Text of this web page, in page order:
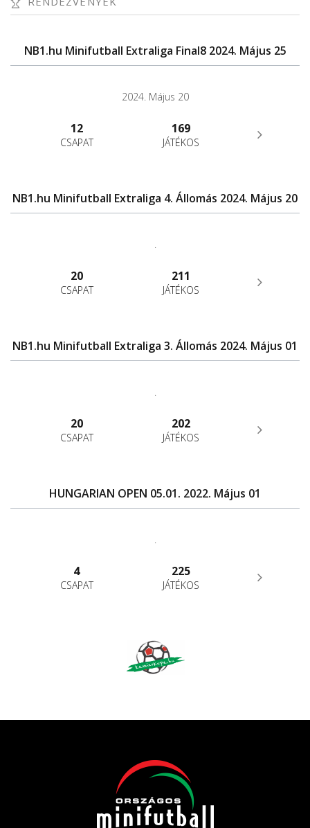
NB1.hu Minifutball Extraliga Final8 2024. Május 25
2024. Május 20
12
CSAPAT
169
JÁTÉKOS
NB1.hu Minifutball Extraliga 4. Állomás 2024. Május 20
.
20
CSAPAT
211
JÁTÉKOS
NB1.hu Minifutball Extraliga 3. Állomás 2024. Május 01
.
20
CSAPAT
202
JÁTÉKOS
HUNGARIAN OPEN 05.01. 2022. Május 01
.
4
CSAPAT
225
JÁTÉKOS